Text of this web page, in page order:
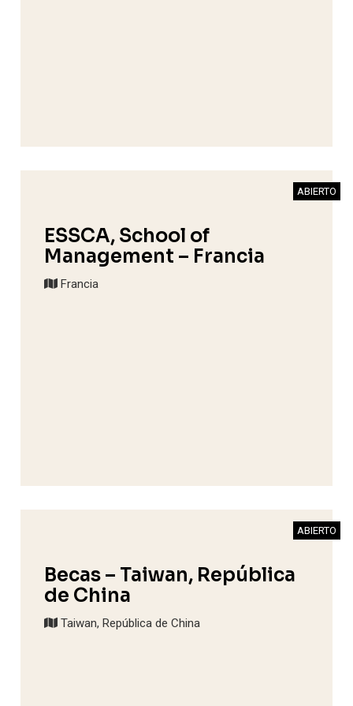
ABIERTO
ESSCA, School of
Management – Francia
Francia
ABIERTO
Becas – Taiwan, República
de China
Taiwan, República de China